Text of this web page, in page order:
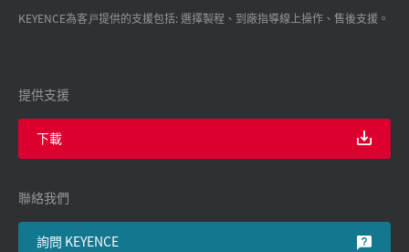
KEYENCE為客戸提供的支援包括: 選擇製程、到廠指導線上操作、售後支援。
提供支援
下載
聯絡我們
詢問 KEYENCE